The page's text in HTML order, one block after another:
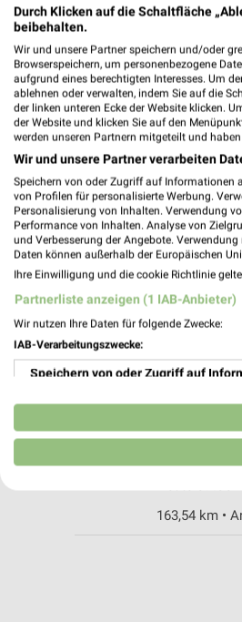
EURONICS
Gleviner Str.
18273 Güstrow
Heute 09:00
163,39 km •
163,54 km •
Durch Klicken auf die Schaltfläche
beibehalten.
Wir und unsere Partner speichern und/oder
Browserspeichern, um personenbezogene
aufgrund eines berechtigten Interesses. Um
ablehnen oder verwalten, indem Sie auf die
der linken unteren Ecke der Website klicken.
der Website und klicken Sie auf den
werden unseren Partnern mitgeteilt und
Wir und unsere Partner verarbeiten
Speichern von oder Zugriff auf Informationen
von Profilen für personalisierte Werbung.
Personalisierung von Inhalten. Verwendung
Performance von Inhalten. Analyse von
und Verbesserung der Angebote.
Daten können außerhalb der Europäischen
Ihre Einwilligung und die cookie Richtlinie
Partnerliste anzeigen (1 IAB-Anbieter)
Wir nutzen Ihre Daten für folgende Zwecke:
IAB-Verarbeitungszwecke:
Speichern von oder Zugriff auf
Verwendung reduzierter Daten zur
Erstellung von Profilen für
Erstellung von Profilen zur